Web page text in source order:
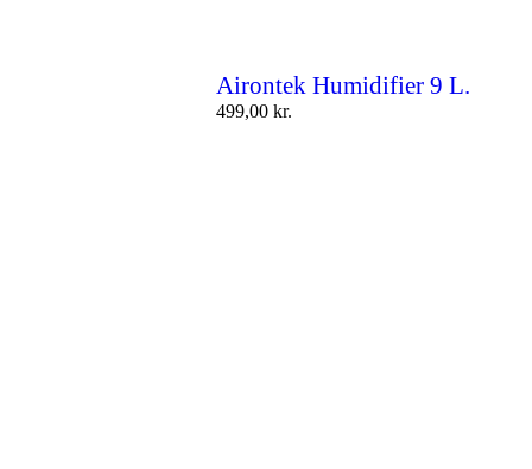
Airontek Humidifier 9 L.
499,00 kr.